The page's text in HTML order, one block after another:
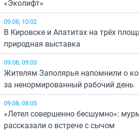
«Эколифт»
09.08, 10:02
В Кировске и Апатитах на трёх
природная выставка
09.08, 09:03
Жителям Заполярья напомнили о
за ненормированный рабочий день
09.08, 08:05
«Летел совершенно бесшумно»:
рассказали о встрече с сычом